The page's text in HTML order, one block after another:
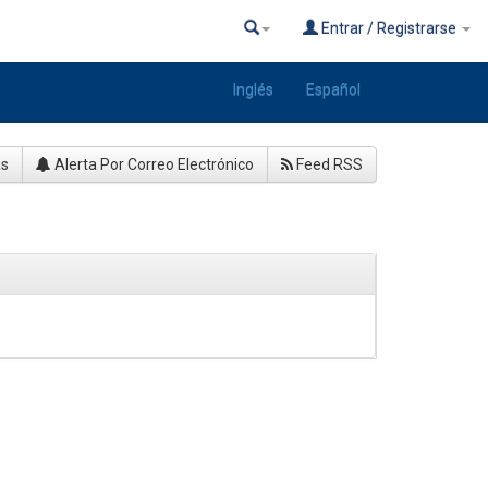
Entrar / Registrarse
Inglés Español
Alerta Por Correo Electrónico Feed RSS